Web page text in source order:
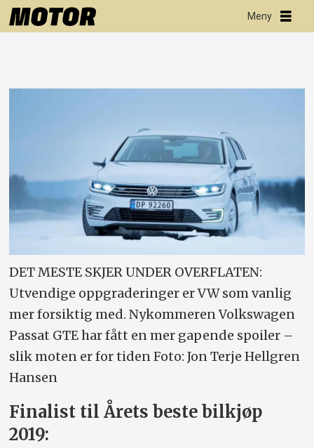
DET MESTE SKJER UNDER OVERFLATEN:
Utvendige oppgraderinger er VW som vanlig
mer forsiktig med. Nykommeren Volkswagen
Passat GTE har fått en mer gapende spoiler –
slik moten er for tiden Foto: Jon Terje Hellgren
Hansen
Finalist til Årets beste bilkjøp
2019: